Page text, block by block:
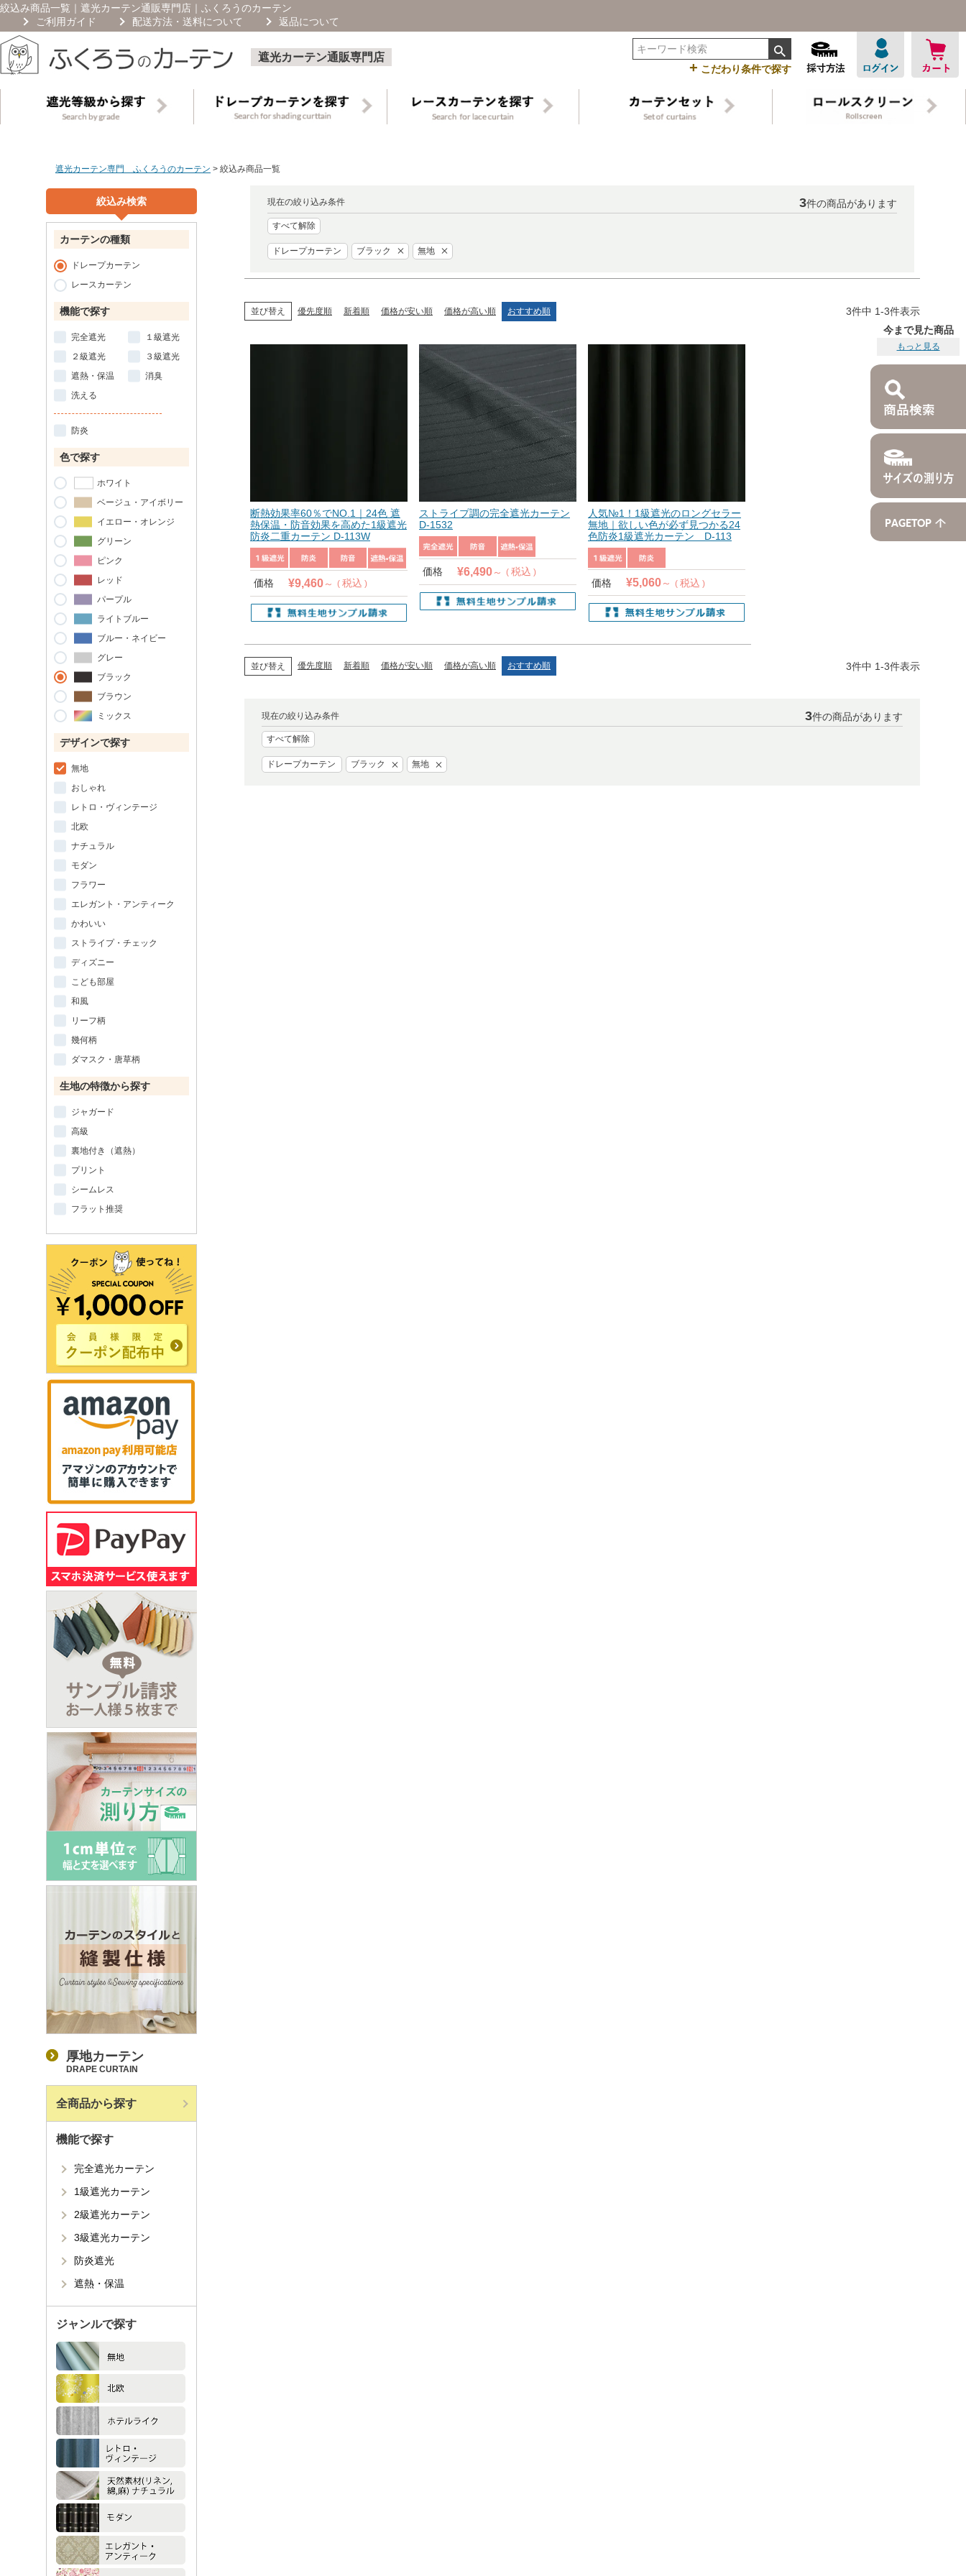
絞込み商品一覧 ｜遮光カーテン通販専門店｜ふくろうのカーテン
ご利用ガイド
配送方法・送料について 返品について
遮光カーテン通販専門店
+ こだわり条件で探す
遮光カーテン専門 ふくろうのカーテン 絞込み商品一覧
絞込み検索
カーテンの種類
ドレープカーテン
レースカーテン
機能で探す
完全遮光
１級遮光
２級遮光
３級遮光
遮熱・保温
消臭
洗える
防炎
色で探す
ホワイト
ベージュ・アイボリー
イエロー・オレンジ
グリーン
ピンク
レッド
パープル
ライトブルー
ブルー・ネイビー
グレー
ブラック
ブラウン
ミックス
デザインで探す
無地
おしゃれ
レトロ・ヴィンテージ
北欧
ナチュラル
モダン
フラワー
エレガント・アンティーク
かわいい
ストライプ・チェック
ディズニー
こども部屋
和風
リーフ柄
幾何柄
ダマスク・唐草柄
生地の特徴から探す
ジャガード
高級
裏地付き（遮熱）
プリント
シームレス
フラット推奨
厚地カーテン
DRAPE CURTAIN
全商品から探す
機能で探す
完全遮光カーテン
1級遮光カーテン
2級遮光カーテン
3級遮光カーテン
防炎遮光
遮熱・保温
ジャンルで探す
現在の絞り込み条件 3件の商品があります
すべて解除
ドレープカーテン ブラック 無地
並び替え 優先度順 新着順 価格が安い順 価格が高い順 おすすめ順 3件中 1-3件表示
断熱効果率60％でNO.1｜24色 遮
熱保温・防音効果を高めた1級遮光
防炎二重カーテン D-113W
価格 ¥9,460 税込
ストライプ調の完全遮光カーテン
D-1532
価格 ¥6,490 税込
人気№1！1級遮光のロングセラー
無地｜欲しい色が必ず見つかる24
色防炎1級遮光カーテン D-113
価格 ¥5,060 税込
並び替え 優先度順 新着順 価格が安い順 価格が高い順 おすすめ順 3件中 1-3件表示
現在の絞り込み条件 3件の商品があります
すべて解除
ドレープカーテン ブラック 無地
今まで見た商品
もっと見る